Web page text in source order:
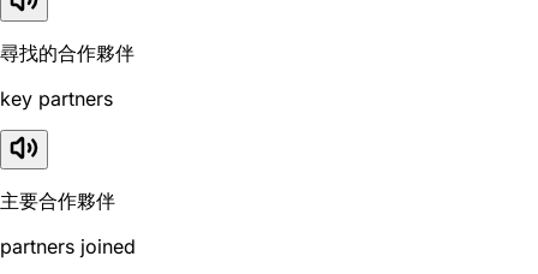
尋找的合作夥伴
key partners
主要合作夥伴
partners joined